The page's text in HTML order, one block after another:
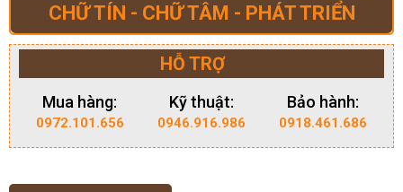
CHỮ TÍN - CHỮ TÂM - PHÁT TRIỂN
HỖ TRỢ
Mua hàng:
0972.101.656
Kỹ thuật:
0946.916.986
Bảo hành:
0918.461.686